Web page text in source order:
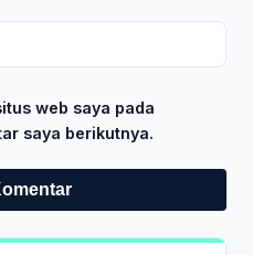
web saya pada
saya berikutnya.